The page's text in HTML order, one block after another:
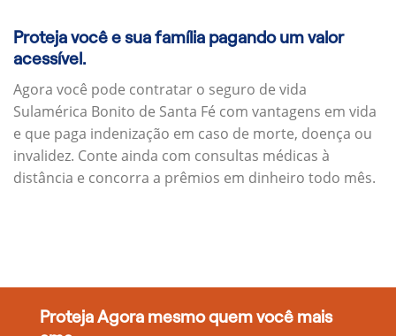
Proteja você e sua família pagando um valor
acessível.
Agora você pode contratar o seguro de vida
Sulamérica Bonito de Santa Fé com vantagens em vida
e que paga indenização em caso de morte, doença ou
invalidez. Conte ainda com consultas médicas à
distância e concorra a prêmios em dinheiro todo mês.
Proteja Agora mesmo quem você mais